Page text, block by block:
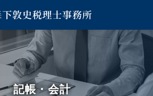
記帳・会計